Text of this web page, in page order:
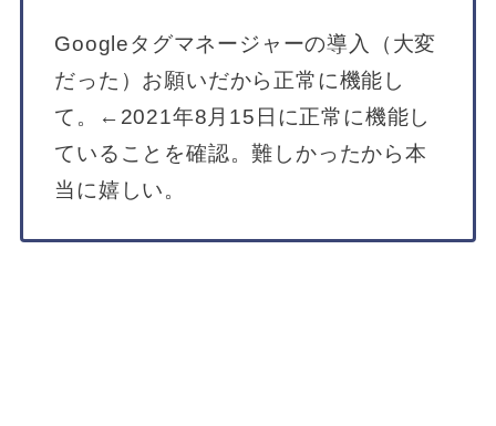
Googleタグマネージャーの導入（大変
だった）お願いだから正常に機能し
て。←2021年8月15日に正常に機能し
ていることを確認。難しかったから本
当に嬉しい。